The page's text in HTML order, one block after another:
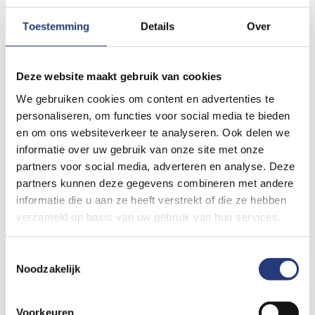
Toestemming Details Over
Deze website maakt gebruik van cookies
We gebruiken cookies om content en advertenties te
personaliseren, om functies voor social media te bieden
en om ons websiteverkeer te analyseren. Ook delen we
informatie over uw gebruik van onze site met onze
partners voor social media, adverteren en analyse. Deze
partners kunnen deze gegevens combineren met andere
informatie die u aan ze heeft verstrekt of die ze hebben
verzameld op basis van uw gebruik van hun services.
Noodzakelijk
Voorkeuren
Transmuraal Incidenten Melden (TIM)
Lees voor
Lees voor
Transmuraal Incidenten Melden (TIM)
Incidenten zijn onbedoelde gebeurtenissen in het
zorgproces die tot schade aan de patiënt hebben geleid,
melden van incidenten is belangrijk om inzicht te krijgen
zodoende van te leren en daarmee de kwaliteit en